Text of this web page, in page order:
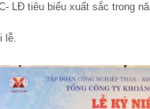
LĐ tiêu biểu xuất sắc trong
lễ.